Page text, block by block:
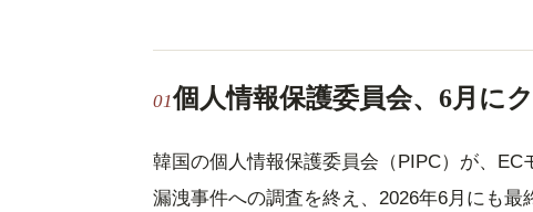
個人情報保護委員会、6月に
韓国の個人情報保護委員会（PIPC）が、
漏洩事件への調査を終え、2026年6月にも